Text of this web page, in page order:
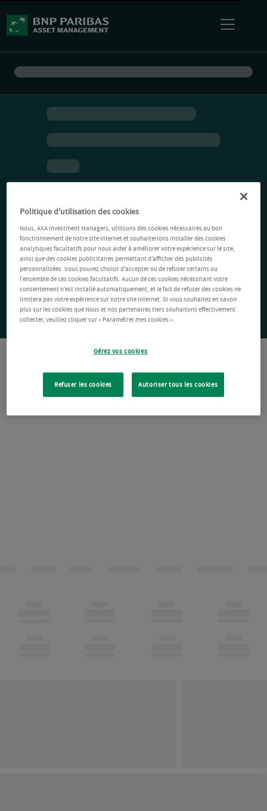
Politique d'utilisation des cookies
Nous, AXA Investment Managers, utilisons des cookies nécessaires au bon
fonctionnement de notre site Internet et souhaiterions installer des cookies
analytiques facultatifs pour nous aider à améliorer votre expérience sur le site,
ainsi que des cookies publicitaires permettant d’afficher des publicités
personnalisées. Vous pouvez choisir d’accepter ou de refuser certains ou
l’ensemble de ces cookies facultatifs. Aucun de ces cookies nécessitant votre
consentement n’est installé automatiquement, et le fait de refuser des cookies ne
limitera pas votre expérience sur notre site Internet. Si vous souhaitez en savoir
plus sur les cookies que Nous et nos partenaires tiers souhaitons effectivement
collecter, veuillez cliquer sur « Paramétrer mes cookies ».
Gérez vos cookies
Refuser les cookies Autoriser tous les cookies